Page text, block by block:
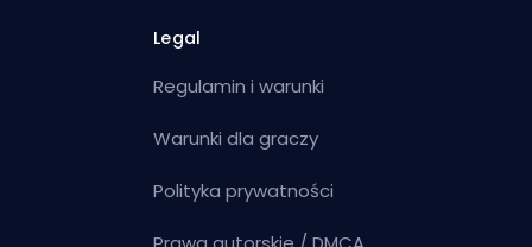
Legal
Regulamin i warunki
Warunki dla graczy
Polityka prywatności